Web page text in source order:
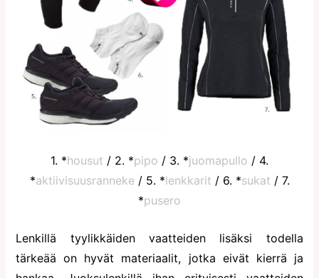
1. *housut / 2. *pipo / 3. *juomapullo / 4.
*aktiivisuusranneke/ 5. *lenkkarit / 6. *sukat / 7.
*pusero
Lenkillä tyylikkäiden vaatteiden lisäksi todella
tärkeää on hyvät materiaalit, jotka eivät kierrä ja